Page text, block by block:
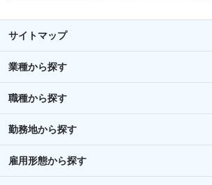
サイトマップ
業種から探す
職種から探す
勤務地から探す
雇用形態から探す